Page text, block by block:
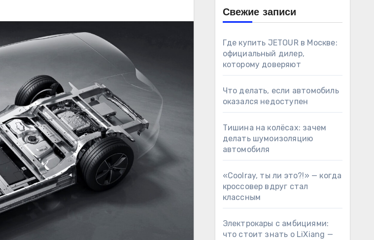
Свежие записи
Где купить JETOUR в Москве:
официальный дилер,
которому доверяют
Что делать, если автомобиль
оказался недоступен
Тишина на колёсах: зачем
делать шумоизоляцию
автомобиля
«Coolray, ты ли это?!» — когда
кроссовер вдруг стал
классным
Электрокары с амбициями:
что стоит знать о LiXiang —